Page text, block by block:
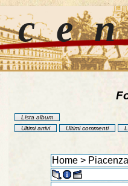
Lista album
Ultimi arrivi
Ultimi commenti
Home>